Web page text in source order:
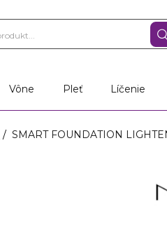
Vône Pleť Líčenie
SMART FOUNDATION